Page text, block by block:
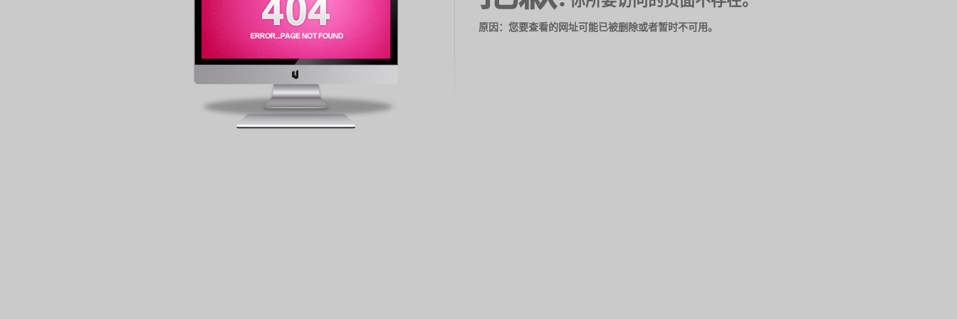
原因：您要查看的网址可能已被删除或者暂时不可用。